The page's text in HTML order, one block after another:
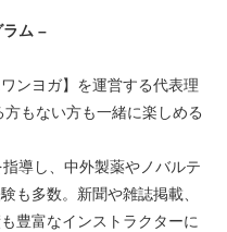
ラム –
ンヨガ】を運営する代表理
もない方も一緒に楽しめる
導し、中外製薬やノバルテ
も多数。新聞や雑誌掲載、
豊富なインストラクターに